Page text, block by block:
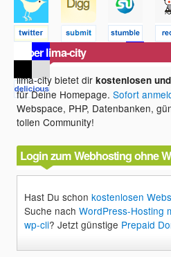
Über lima-city
lima-city bietet dirkostenlosen
für Deine Homepage.Sofort
Webspace, PHP, Datenbanken,
tollen Community!
Login zum Webhosting ohne
Hast Du schonkostenlosen
Suche nachWordPress-Hosting
wp-cli? Jetzt günstige Prepaid